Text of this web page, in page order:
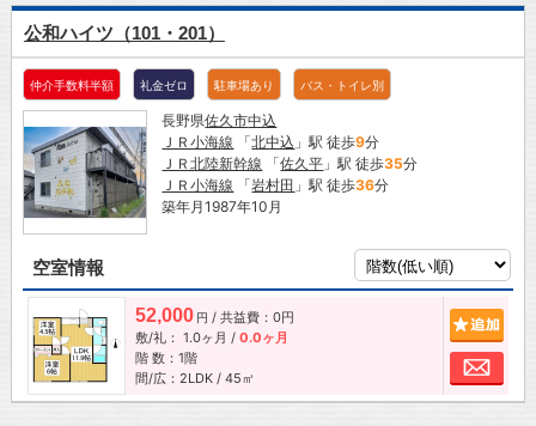
公和ハイツ（101・201）
仲介手数料半額 礼金ゼロ 駐車場あり バス・トイレ別
長野県佐久市中込
ＪＲ小海線 「北中込 」駅 徒歩9分
ＪＲ北陸新幹線 「佐久平 」駅 徒歩35分
ＪＲ小海線 「岩村田 」駅 徒歩36分
築年月1987年10月
空室情報
52,000 円 / 共益費：0円
敷/礼： 1.0ヶ月 / 0.0ヶ月
階 数：1階
間/広：2LDK / 45㎡
お